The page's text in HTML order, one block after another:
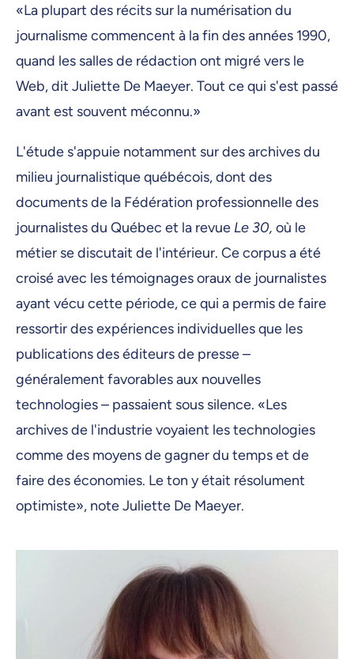
«La plupart des récits sur la numérisation du
journalisme commencent à la fin des années 1990,
quand les salles de rédaction ont migré vers le
Web, dit Juliette De Maeyer. Tout ce qui s'est passé
avant est souvent méconnu.»
L'étude s'appuie notamment sur des archives du
milieu journalistique québécois, dont des
documents de la Fédération professionnelle des
journalistes du Québec et la revue Le 30, où le
métier se discutait de l'intérieur. Ce corpus a été
croisé avec les témoignages oraux de journalistes
ayant vécu cette période, ce qui a permis de faire
ressortir des expériences individuelles que les
publications des éditeurs de presse –
généralement favorables aux nouvelles
technologies – passaient sous silence. «Les
archives de l'industrie voyaient les technologies
comme des moyens de gagner du temps et de
faire des économies. Le ton y était résolument
optimiste», note Juliette De Maeyer.